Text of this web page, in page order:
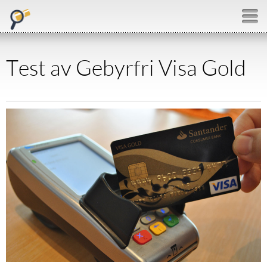
Test av Gebyrfri Visa Gold